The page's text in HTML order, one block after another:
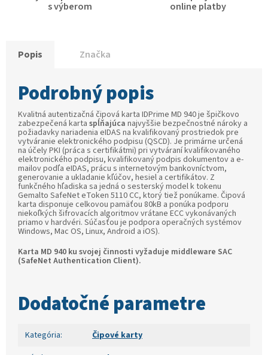
s výberom online platby
Popis Značka
Podrobný popis
Kvalitná autentizačná čipová karta IDPrime MD 940 je špičkovo
zabezpečená karta spĺňajúca najvyššie bezpečnostné nároky a
požiadavky nariadenia eIDAS na kvalifikovaný prostriedok pre
vytváranie elektronického podpisu (QSCD). Je primárne určená
na účely PKI (práca s certifikátmi) pri vytváraní kvalifikovaného
elektronického podpisu, kvalifikovaný podpis dokumentov a e-
mailov podľa eIDAS, prácu s internetovým bankovníctvom,
generovanie a ukladanie kľúčov, hesiel a certifikátov. Z
funkčného hľadiska sa jedná o sesterský model k tokenu
Gemalto SafeNet eToken 5110 CC, ktorý tiež ponúkame. Čipová
karta disponuje celkovou pamäťou 80kB a ponúka podporu
niekoľkých šifrovacích algoritmov vrátane ECC vykonávaných
priamo v hardvéri. Súčasťou je podpora operačných systémov
Windows, Mac OS, Linux, Android a iOS).
Karta MD 940 ku svojej činnosti vyžaduje middleware SAC
(SafeNet Authentication Client).
Dodatočné parametre
Kategória:
Čipové karty